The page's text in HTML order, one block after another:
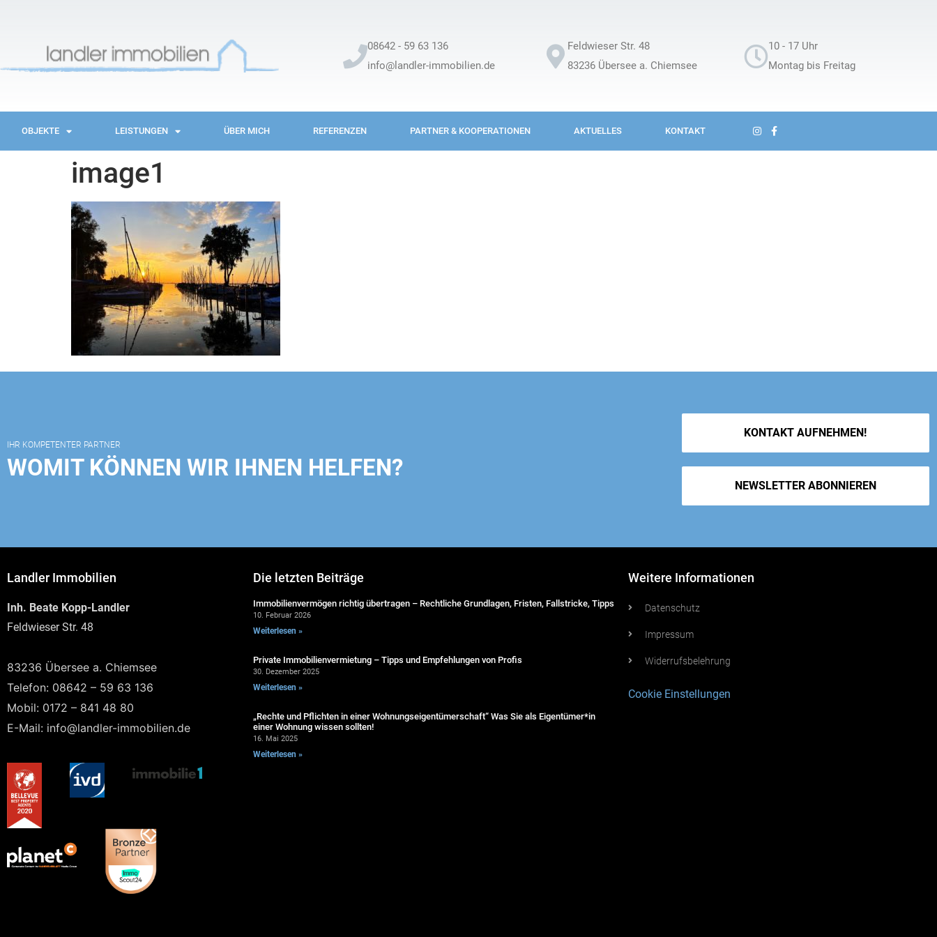
08642 - 59 63 136
info@landler-immobilien.de
Feldwieser Str. 48
83236 Übersee a. Chiemsee
10 - 17 Uhr
Montag bis Freitag
OBJEKTE LEISTUNGEN ÜBER MICH REFERENZEN PARTNER & KOOPERATIONEN AKTUELLES KONTAKT
image1
IHR KOMPETENTER PARTNER
WOMIT KÖNNEN WIR IHNEN HELFEN?
KONTAKT AUFNEHMEN!
NEWSLETTER ABONNIEREN
Landler Immobilien
Inh. Beate Kopp-Landler
Feldwieser Str. 48
83236 Übersee a. Chiemsee
Telefon: 08642 – 59 63 136
Mobil: 0172 – 841 48 80
E-Mail: info@landler-immobilien.de
Die letzten Beiträge
Immobilienvermögen richtig übertragen – Rechtliche Grundlagen, Fristen, Fallstricke, Tipps
10. Februar 2026
Weiterlesen »
Private Immobilienvermietung – Tipps und Empfehlungen von Profis
30. Dezember 2025
Weiterlesen »
„Rechte und Pflichten in einer Wohnungseigentümerschaft“ Was Sie als Eigentümer*in
einer Wohnung wissen sollten!
16. Mai 2025
Weiterlesen »
Weitere Informationen
Datenschutz
Impressum
Widerrufsbelehrung
Cookie Einstellungen